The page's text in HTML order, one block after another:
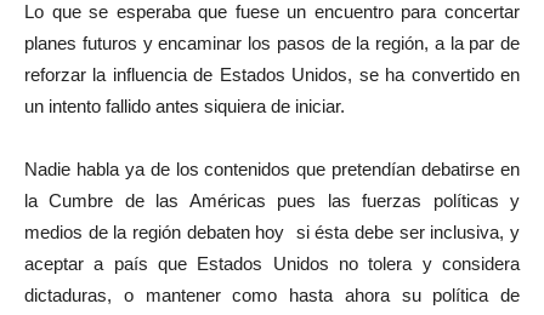
Lo que se esperaba que fuese un encuentro para concertar
planes futuros y encaminar los pasos de la región, a la par de
reforzar la influencia de Estados Unidos, se ha convertido en
un intento fallido antes siquiera de iniciar.
Nadie habla ya de los contenidos que pretendían debatirse en
la Cumbre de las Américas pues las fuerzas políticas y
medios de la región debaten hoy si ésta debe ser inclusiva, y
aceptar a país que Estados Unidos no tolera y considera
dictaduras, o mantener como hasta ahora su política de